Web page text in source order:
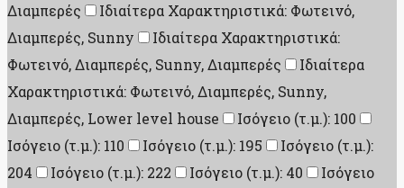
Διαμπερές
Ιδιαίτερα Χαρακτηριστικά: Φωτεινό,
Διαμπερές, Sunny
Ιδιαίτερα Χαρακτηριστικά:
Φωτεινό, Διαμπερές, Sunny, Διαμπερές
Ιδιαίτερα
Χαρακτηριστικά: Φωτεινό, Διαμπερές, Sunny,
Διαμπερές, Lower level house
Ισόγειο (τ.μ.): 100
Ισόγειο (τ.μ.): 110
Ισόγειο (τ.μ.): 195
Ισόγειο (τ.μ.):
204
Ισόγειο (τ.μ.): 222 Ισόγειο (τ.μ.): 40
Ισόγειο